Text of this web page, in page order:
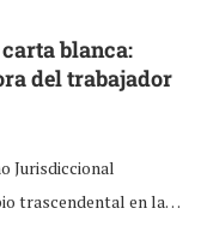
blanca:
del trabajador
Jurisdiccional
trascendental en la…